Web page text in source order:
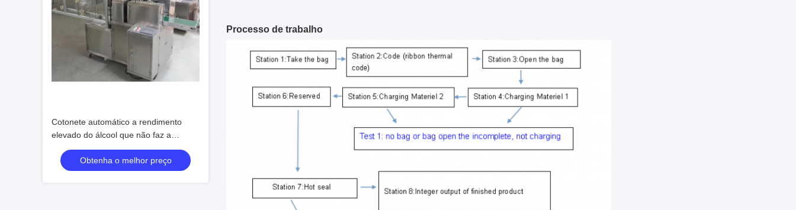
Cotonete automático a rendimento
elevado do álcool que não faz a
máquina nenhum escapamento
nenhumas bolhas
Obtenha o melhor preço
Processo de trabalho